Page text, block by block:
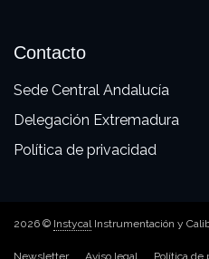
Contacto
Sede Central Andalucía
Delegación Extremadura
Política de privacidad
2026 © InstycalInstrumentación y